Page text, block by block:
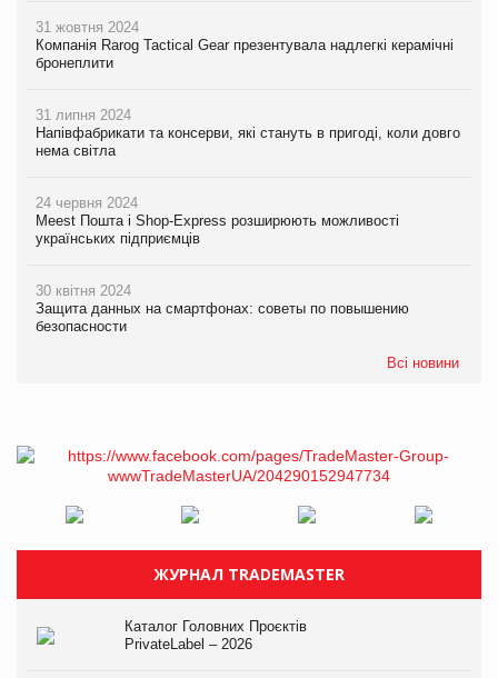
31 жовтня 2024
Компанія Rarog Tactical Gear презентувала надлегкі керамічні
бронеплити
31 липня 2024
Напівфабрикати та консерви, які стануть в пригоді, коли довго
нема світла
24 червня 2024
Meest Пошта і Shop-Express розширюють можливості
українських підприємців
30 квітня 2024
Защита данных на смартфонах: советы по повышению
безопасности
Всі новини
ЖУРНАЛ TRADEMASTER
Каталог Головних Проєктів
PrivateLabel – 2026